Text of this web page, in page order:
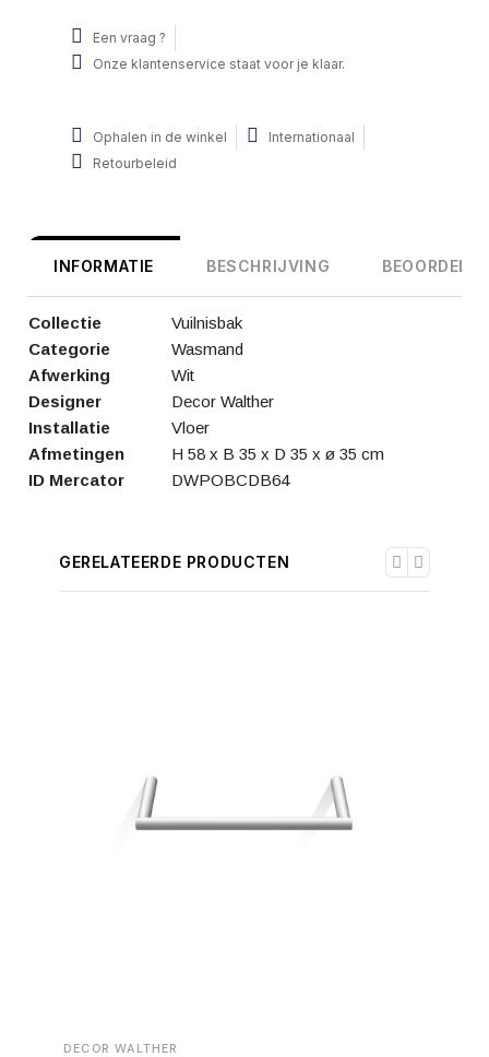
Een vraag ?
Onze klantenservice staat voor je klaar.
Ophalen in de winkel
Internationaal
Retourbeleid
INFORMATIE BESCHRIJVING
Collectie
Vuilnisbak
Categorie
Wasmand
Afwerking
Wit
Designer
Decor Walther
Installatie
Vloer
Afmetingen
H 58 x B 35 x D 35 x ø 35 cm
ID Mercator
DWPOBCDB64
GERELATEERDE PRODUCTEN
DECOR WALTHER